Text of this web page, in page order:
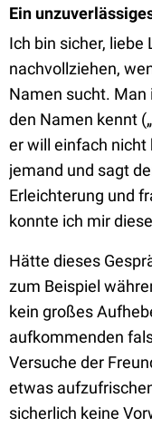
Ein
Ich bin sicher, liebe
nachvollziehen,
Namen sucht. Man
den Namen kennt
er will einfach
jemand und sagt
Erleichterung und
konnte ich mir
Hätte dieses
zum Beispiel
kein großes
aufkommenden
Versuche der
etwas
sicherlich keine